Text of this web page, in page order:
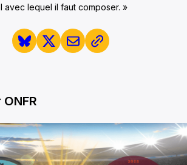
avec lequel il faut composer. »